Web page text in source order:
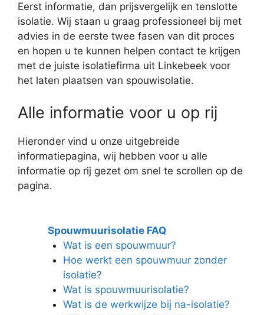
Eerst informatie, dan prijsvergelijk en tenslotte
isolatie. Wij staan u graag professioneel bij met
advies in de eerste twee fasen van dit proces
en hopen u te kunnen helpen contact te krijgen
met de juiste isolatiefirma uit Linkebeek voor
het laten plaatsen van spouwisolatie.
Alle informatie voor u op rij
Hieronder vind u onze uitgebreide
informatiepagina, wij hebben voor u alle
informatie op rij gezet om snel te scrollen op de
pagina.
Spouwmuurisolatie FAQ
Wat is een spouwmuur?
Hoe werkt een spouwmuur zonder
isolatie?
Wat is spouwmuurisolatie?
Wat is de werkwijze bij na-isolatie?